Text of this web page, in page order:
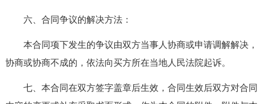
六、合同争议的解决方法：
本合同项下发生的争议由双方当事人协商或申请调解解决，
协商或协商不成的，依法向买方所在当地人民法院起诉。
七、本合同在双方签字盖章后生效，合同生效后双方对合同